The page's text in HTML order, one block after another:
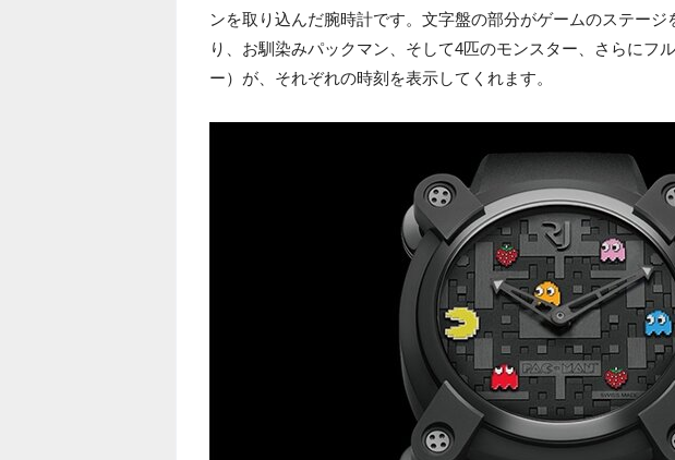
ンを取り込んだ腕時計です。文字盤の部分がゲームのステー
り、お馴染みパックマン、そして4匹のモンスター、さらにフ
ー）が、それぞれの時刻を表示してくれます。